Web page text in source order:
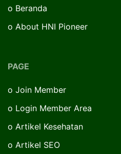
o Beranda
o About HNI Pioneer
PAGE
o Join Member
o Login Member Area
o Artikel Kesehatan
o Artikel SEO